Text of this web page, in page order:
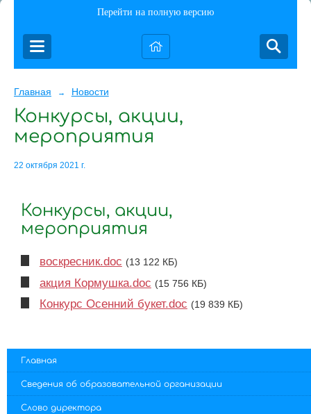
Перейти на полную версию
Главная → Новости
Конкурсы, акции,
мероприятия
22 октября 2021 г.
Конкурсы, акции,
мероприятия
воскресник.doc (13 122 КБ)
акция Кормушка.doc (15 756 КБ)
Конкурс Осенний букет.doc (19 839 КБ)
Главная
Сведения об образовательной организации
Слово директора